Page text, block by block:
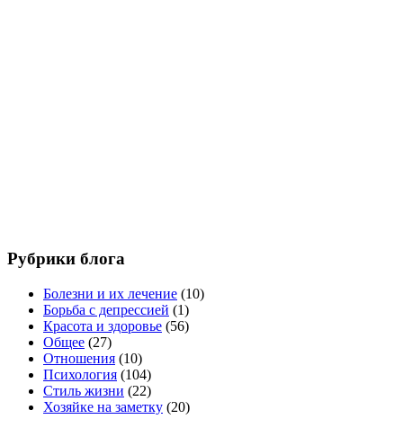
Рубрики блога
Болезни и их лечение (10)
Борьба с депрессией (1)
Красота и здоровье (56)
Общее (27)
Отношения (10)
Психология (104)
Стиль жизни (22)
Хозяйке на заметку (20)